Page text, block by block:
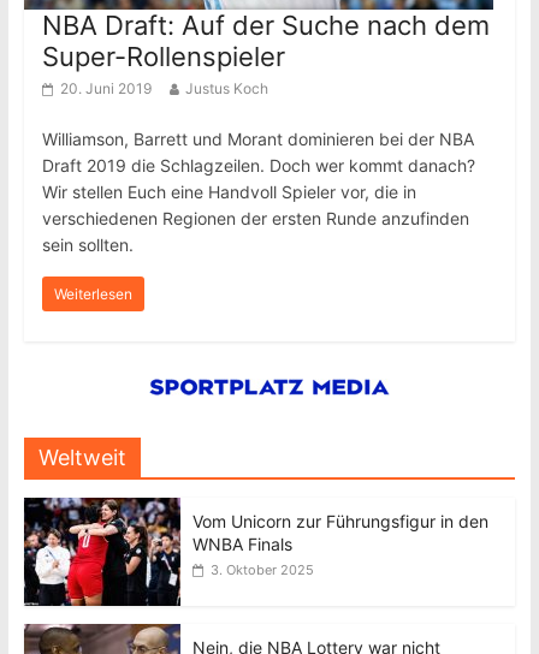
NBA Draft: Auf der Suche nach dem
Super-Rollenspieler
20. Juni 2019 Justus Koch
Williamson, Barrett und Morant dominieren bei der NBA
Draft 2019 die Schlagzeilen. Doch wer kommt danach?
Wir stellen Euch eine Handvoll Spieler vor, die in
verschiedenen Regionen der ersten Runde anzufinden
sein sollten.
Weiterlesen
Weltweit
Vom Unicorn zur Führungsfigur in den
WNBA Finals
3. Oktober 2025
Nein, die NBA Lottery war nicht